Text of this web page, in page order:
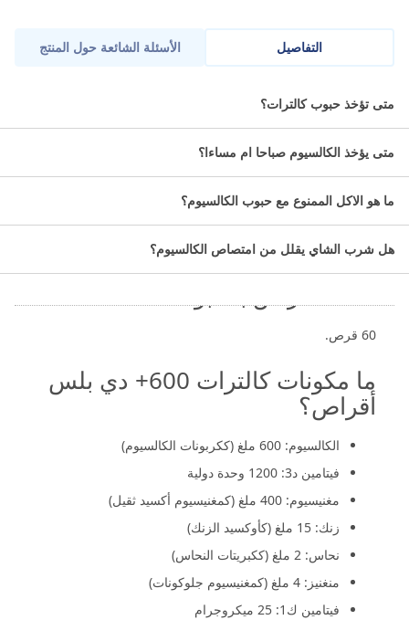
التفاصيل
كالترات 600+ دي بلس هو مكمل غذائي يحتوي على الكالسيوم
التصنيف الدوائي لكالترات 600+
دي بلس:
مكمل غذائي.
60 قرص.
ما مكونات كالترات 600+ دي بلس
أقراص؟
الكالسيوم: 600 ملغ (ككربونات الكالسيوم)
فيتامين د3: 1200 وحدة دولية
مغنيسيوم: 400 ملغ (كمغنيسيوم أكسيد ثقيل)
زنك: 15 ملغ (كأوكسيد الزنك)
نحاس: 2 ملغ (ككبريتات النحاس)
منغنيز: 4 ملغ (كمغنيسيوم جلوكونات)
فيتامين ك1: 25 ميكروجرام
الأسئلة الشائعة حول المنتج
متى تؤخذ حبوب كالترات؟
متى يؤخذ الكالسيوم صباحا ام مساءا؟
ما هو الاكل الممنوع مع حبوب الكالسيوم؟
هل شرب الشاي يقلل من امتصاص الكالسيوم؟